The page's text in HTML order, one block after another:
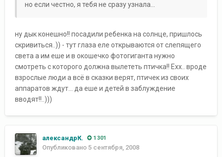
но если честно, я тебя не сразу узнала...
ну дык конешно!! посадили ребенка на солнце, пришлось
скривиться..)) - тут глаза еле открываются от слепящего
света а им еше и в окошечко фотогиганта нужно
смотреть с которого должна вылететь птичка!! Ехх.. вроде
взрослые люди а всё в сказки верят, птичек из своих
аппаратов ждут... да еше и детей в заблуждение
вводят!!..)))
александрК. 1 301
Опубликовано 5 сентября, 2008